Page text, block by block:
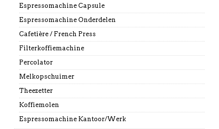
Espressomachine Capsule
Espressomachine Onderdelen
Cafetière / French Press
Filterkoffiemachine
Percolator
Melkopschuimer
Theezetter
Koffiemolen
Espressomachine Kantoor/Werk